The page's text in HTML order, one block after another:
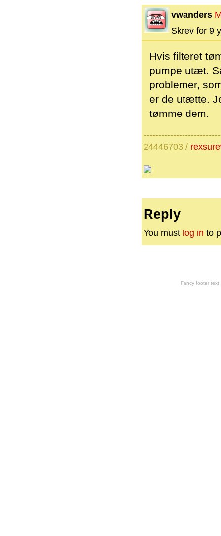
vwanders
Skrev for 9
Hvis filteret
pumpe utæt.
problemer,
er de utætte.
tømme dem.
24446703 /
Reply
You must log in to
Fancy footer